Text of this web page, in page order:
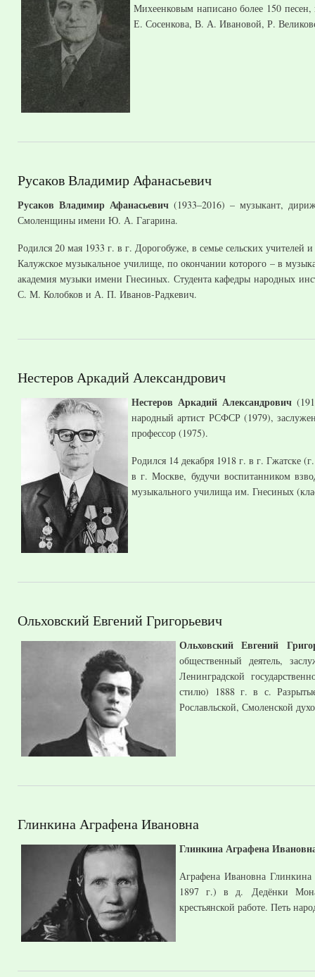
Михеенковым написано более 150
Е. Сосенкова, В. А. Ивановой, Р.
Русаков Владимир Афанасьевич
Русаков Владимир Афанасьевич (1933–2016) – музыкант,
Смоленщины имени Ю. А. Гагарина.
Родился 20 мая 1933 г. в г. Дорогобуже, в семье сельских
Калужское музыкальное училище, по окончании которого – в
академия музыки имени Гнесиных. Студента кафедры народных
С. М. Колобков и А. П. Иванов-Радкевич.
Нестеров Аркадий Александрович
Нестеров Аркадий Александрович
народный артист РСФСР (1979),
профессор (1975).
Родился 14 декабря 1918 г. в г. Гжатске
в г. Москве, будучи воспитанником
музыкального училища им. Гнесиных
Ольховский Евгений Григорьевич
Ольховский Евгений
общественный деятель,
Ленинградской
стилю) 1888 г. в с.
Рославльской, Смоленской
Глинкина Аграфена Ивановна
Глинкина Аграфена
Аграфена Ивановна
1897 г.) в д. Дедёнки
крестьянской работе. Петь